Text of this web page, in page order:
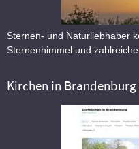
Sternen- und Naturliebhaber
Sternenhimmel und
Kirchen in Brandenburg